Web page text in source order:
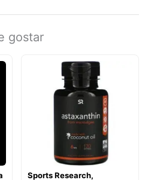
gostar
Sports Research,